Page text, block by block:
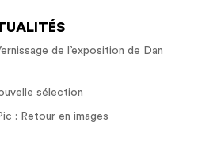
de l’exposition de Dan
sélection
: Retour en images